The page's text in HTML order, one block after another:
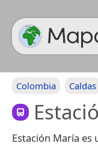
Colombia Caldas
Estación María